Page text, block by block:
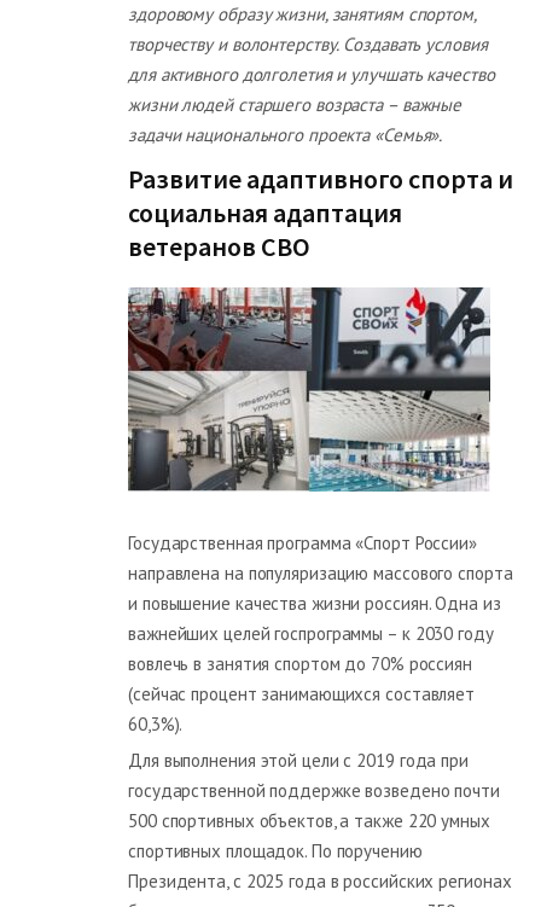
здоровому образу жизни, занятиям спортом,
творчеству и волонтерству. Создавать условия
для активного долголетия и улучшать качество
жизни людей старшего возраста – важные
задачи национального проекта «Семья».
Развитие адаптивного спорта и
социальная адаптация
ветеранов СВО
Государственная программа «Спорт России»
направлена на популяризацию массового спорта
и повышение качества жизни россиян. Одна из
важнейших целей госпрограммы – к 2030 году
вовлечь в занятия спортом до 70% россиян
(сейчас процент занимающихся составляет
60,3%).
Для выполнения этой цели с 2019 года при
государственной поддержке возведено почти
500 спортивных объектов, а также 220 умных
спортивных площадок. По поручению
Президента, с 2025 года в российских регионах